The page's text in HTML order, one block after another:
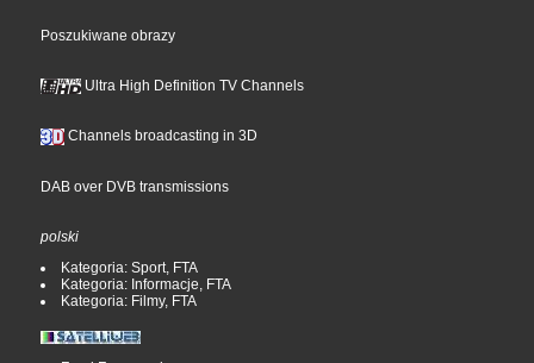
Poszukiwane obrazy
Ultra High Definition TV Channels
Channels broadcasting in 3D
DAB over DVB transmissions
polski
Kategoria: Sport, FTA
Kategoria: Informacje, FTA
Kategoria: Filmy, FTA